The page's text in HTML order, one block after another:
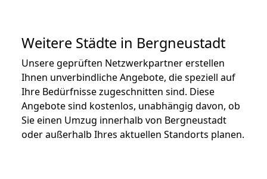
Weitere Städte in Bergneustadt
Unsere geprüften Netzwerkpartner erstellen
Ihnen unverbindliche Angebote, die speziell auf
Ihre Bedürfnisse zugeschnitten sind. Diese
Angebote sind kostenlos, unabhängig davon, ob
Sie einen Umzug innerhalb von Bergneustadt
oder außerhalb Ihres aktuellen Standorts planen.